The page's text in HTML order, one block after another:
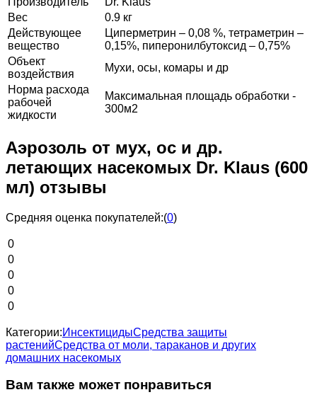
Вес
0.9 кг
Действующее
вещество
Циперметрин – 0,08 %, тетраметрин –
0,15%, пиперонилбутоксид – 0,75%
Объект
воздействия
Мухи, осы, комары и др
Норма расхода
рабочей
жидкости
Максимальная площадь обработки -
300м2
Аэрозоль от мух, ос и др.
летающих насекомых Dr. Klaus (600
мл) отзывы
Средняя оценка покупателей:(0)
0
0
0
0
0
Категории:ИнсектицидыСредства защиты
растенийСредства от моли, тараканов и других
домашних насекомых
Вам также может понравиться